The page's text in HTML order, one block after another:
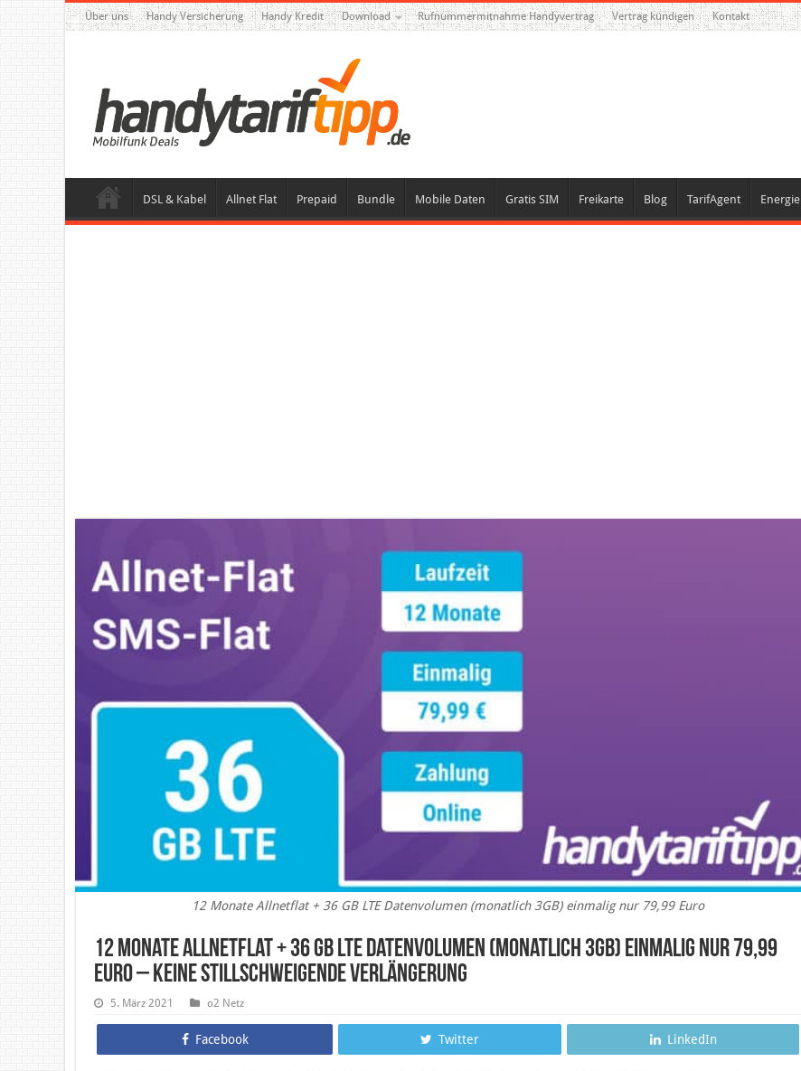
Über uns Handy Versicherung Handy Kredit Download Rufnummermitnahme Handyvertrag Vertrag kündigen Kontakt
DSL & Kabel Allnet Flat Prepaid Bundle Mobile Daten Gratis SIM Freikarte Blog TarifAgent Energie
12 Monate Allnetflat + 36 GB LTE Datenvolumen (monatlich 3GB) einmalig nur 79,99 Euro
12 Monate Allnetflat + 36 GB LTE Datenvolumen (monatlich 3GB) einmalig nur 79,99
Euro – Keine stillschweigende Verlängerung
5. März 2021 o2 Netz
Facebook Twitter LinkedIn